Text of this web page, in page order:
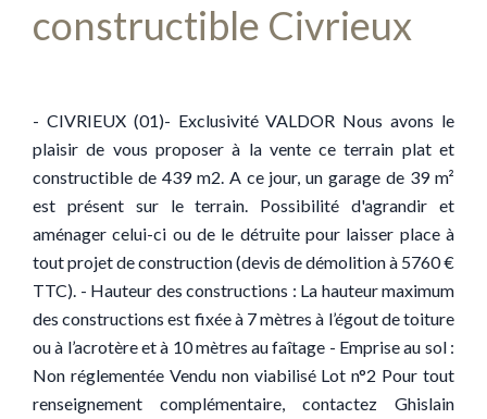
constructible Civrieux
- CIVRIEUX (01)- Exclusivité VALDOR Nous avons le
plaisir de vous proposer à la vente ce terrain plat et
constructible de 439 m2. A ce jour, un garage de 39 m²
est présent sur le terrain. Possibilité d'agrandir et
aménager celui-ci ou de le détruite pour laisser place à
tout projet de construction (devis de démolition à 5760 €
TTC). - Hauteur des constructions : La hauteur maximum
des constructions est fixée à 7 mètres à l’égout de toiture
ou à l’acrotère et à 10 mètres au faîtage - Emprise au sol :
Non réglementée Vendu non viabilisé Lot n°2 Pour tout
renseignement complémentaire, contactez Ghislain